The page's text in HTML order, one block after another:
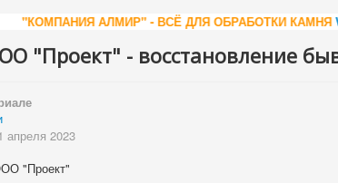
АЛМИР" - ВСЁ ДЛЯ ОБРАБОТКИ КАМНЯ
"Проект" - восстановление
апреля 2023
"Проект"